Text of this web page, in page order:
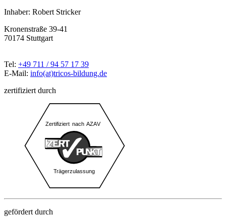
Inhaber: Robert Stricker
Kronenstraße 39-41
70174 Stuttgart
Tel: +49 711 / 94 57 17 39
E-Mail: info(at)tricos-bildung.de
zertifiziert durch
gefördert durch